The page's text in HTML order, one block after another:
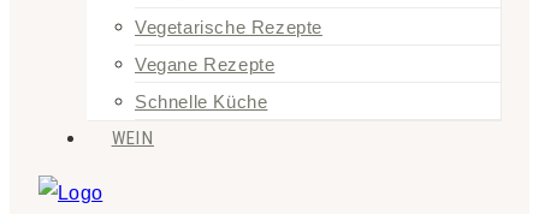
Vegetarische Rezepte
Vegane Rezepte
Schnelle Küche
WEIN